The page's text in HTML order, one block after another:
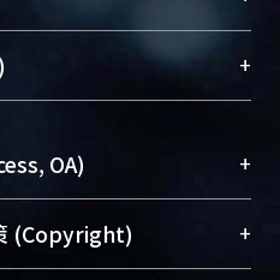
學術能量，圖書館整合
庫（AH）不同功能平
scholars。期能整合研
promote researcher
Library integrates the
with “Academic
Library)
+
OA) +
升資訊取用性的社會運
過將研究著作公開供使
(Copyright) +